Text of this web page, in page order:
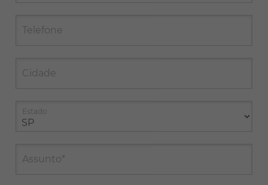
Telefone
Cidade
Estado
Assunto*